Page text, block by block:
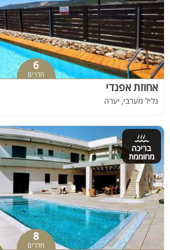
6
חדרים
אחוזת אפנדי
גליל מערבי, יערה
בריכה
מחוממת
8
חדרים